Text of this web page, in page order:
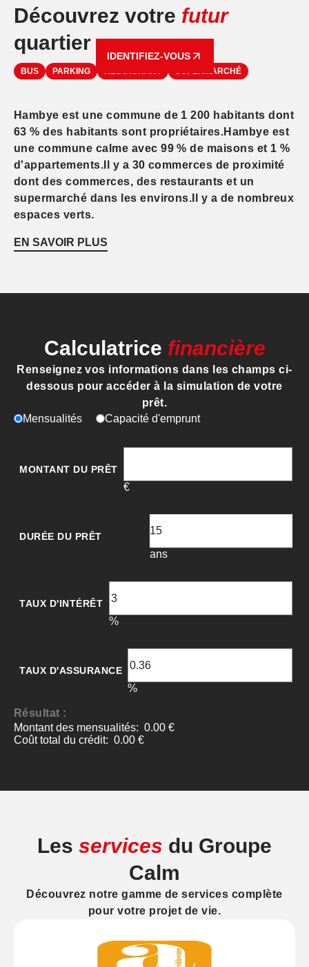
Découvrez votre futur
quartier
IDENTIFIEZ-VOUS
Hambye est une commune de 1 200 habitants dont
63 % des habitants sont propriétaires.Hambye est
une commune calme avec 99 % de maisons et 1 %
d'appartements.Il y a 30 commerces de proximité
dont des commerces, des restaurants et un
supermarché dans les environs.Il y a de nombreux
espaces verts.
EN SAVOIR PLUS
BUS PARKING RESTAURANT SUPERMARCHÉ
Calculatrice financière
Renseignez vos informations dans les champs ci-
dessous pour accéder à la simulation de votre
prêt.
Les services du Groupe
Calm
Découvrez notre gamme de services complète
pour votre projet de vie.